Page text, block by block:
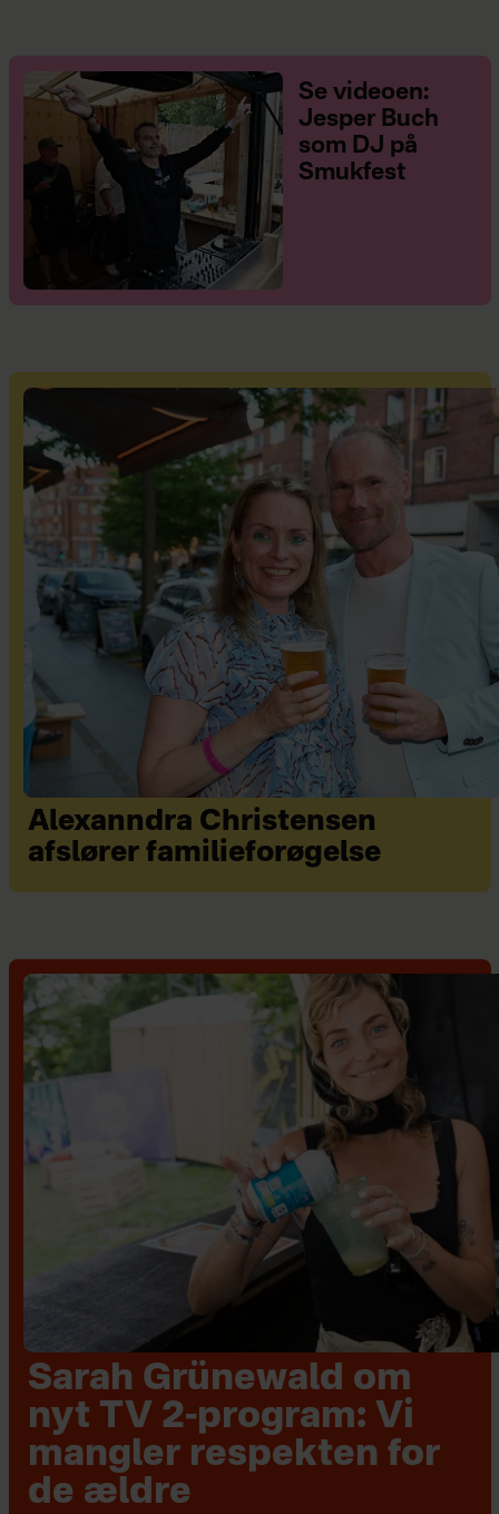
Se videoen:
Jesper Buch
som DJ på
Smukfest
Alexanndra Christensen
afslører familieforøgelse
Sarah Grünewald om
nyt TV 2-program: Vi
mangler respekten for
de ældre